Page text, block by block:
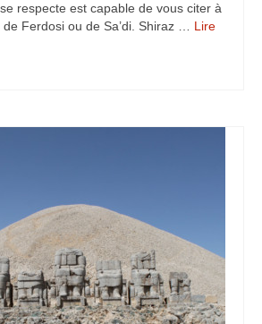
respecte est capable de vous citer à
de Ferdosi ou de Sa’di. Shiraz … Lire